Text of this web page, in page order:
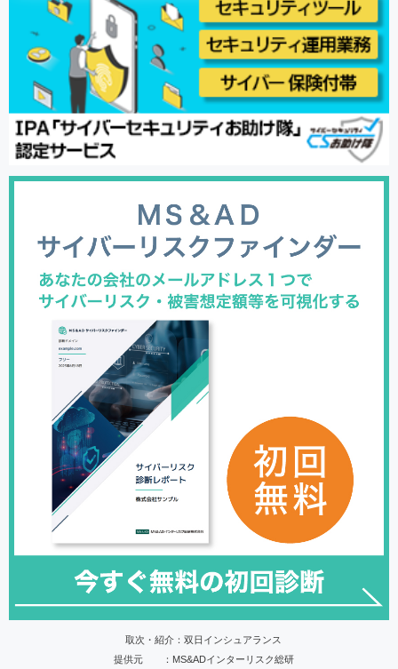
取次・紹介：双日インシュアランス
提供元 ：MS&ADインターリスク総研